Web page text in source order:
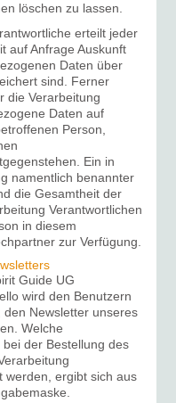
löschen zu lassen.
erteilt jeder
auf Anfrage Auskunft
Daten über
sind. Ferner
die Verarbeitung
Daten auf
Person,
Ein in
namentlich benannter
die Gesamtheit der
Verantwortlichen
in diesem
zur Verfügung.
Guide UG
wird den Benutzern
Newsletter unseres
Welche
der Bestellung des
werden, ergibt sich aus